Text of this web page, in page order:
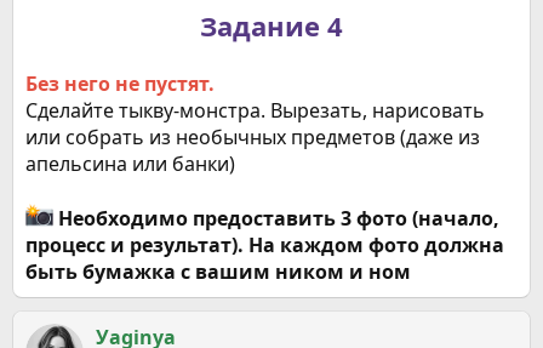
Задание 4
Без него не пустят.
Сделайте тыкву-монстра. Вырезать, нарисовать
или собрать из необычных предметов (даже из
апельсина или банки)
Необходимо предоставить 3 фото (начало,
процесс и результат). На каждом фото должна
быть бумажка с вашим ником и ном
Уaginya